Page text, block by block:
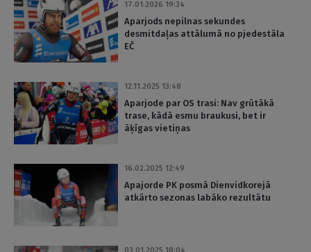
17.01.2026 19:34
Aparjods nepilnas sekundes
desmitdaļas attālumā no pjedestāla
EČ
12.11.2025 13:48
Aparjode par OS trasi: Nav grūtākā
trase, kādā esmu braukusi, bet ir
āķīgas vietiņas
16.02.2025 12:49
Apajorde PK posmā Dienvidkorejā
atkārto sezonas labāko rezultātu